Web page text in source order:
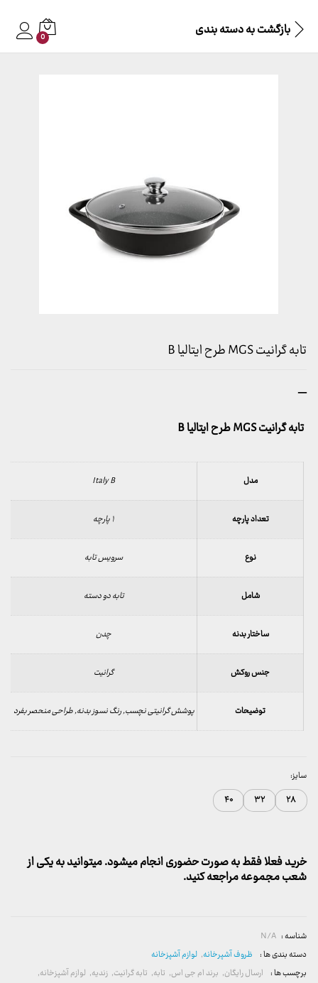
بازگشت بهدسته بندی 0
تابه گرانیت MGS طرح ایتالیا B
–محدوده
960,000 تومان
تا
1,875,000 تومان
تابه گرانیت MGS طرح ایتالیا B
مدل Italy B
تعداد پارچه ۱ پارچه
نوع سرویس تابه
شامل تابه دو دسته
ساختار بدنه چدن
جنس روکش گرانیت
توضیحات پوشش گرانیتی نچسب, رنگ نسوز بدنه, طراحی منحصر بفرد
سایز:
۲۸
۳۲ ۴۰
خرید فعلا فقط به صورت حضوری انجام میشود. میتوانید به یکی از
شعب مجموعه مراجعه کنید.
شناسه : N/A
دسته بندی ها : ظروف آشپرخانه, لوازم آشپزخانه
برچسب ها : ارسال رایگان, برند ام جی اس, تابه, تابه گرانیت, زندیه, لوازم آشپزخانه,